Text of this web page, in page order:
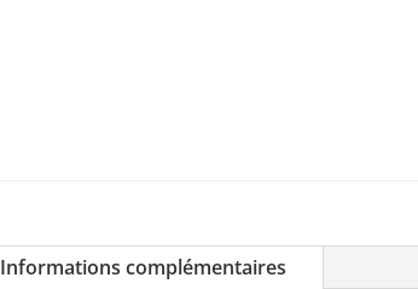
Informations complémentaires